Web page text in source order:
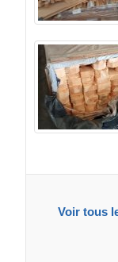
Voir tous